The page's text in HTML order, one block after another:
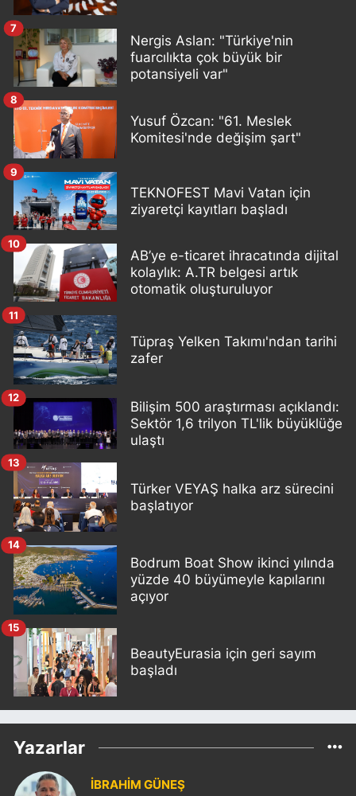
Nergis Aslan: "Türkiye'nin
fuarcılıkta çok büyük bir
potansiyeli var"
7
Yusuf Özcan: "61. Meslek
Komitesi'nde değişim şart"
8
TEKNOFEST Mavi Vatan için
ziyaretçi kayıtları başladı
9
AB’ye e-ticaret ihracatında dijital
kolaylık: A.TR belgesi artık
otomatik oluşturuluyor
10
Tüpraş Yelken Takımı'ndan tarihi
zafer
11
Bilişim 500 araştırması açıklandı:
Sektör 1,6 trilyon TL'lik büyüklüğe
ulaştı
12
Türker VEYAŞ halka arz sürecini
başlatıyor
13
Bodrum Boat Show ikinci yılında
yüzde 40 büyümeyle kapılarını
açıyor
14
BeautyEurasia için geri sayım
başladı
15
Yazarlar
İBRAHİM GÜNEŞ